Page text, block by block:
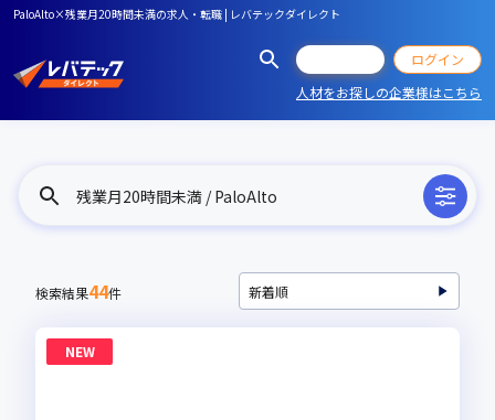
PaloAlto×残業月20時間未満の求人・転職 | レバテックダイレクト
ログイン
人材をお探しの企業様はこちら
残業月20時間未満 / PaloAlto
検索結果44件
NEW